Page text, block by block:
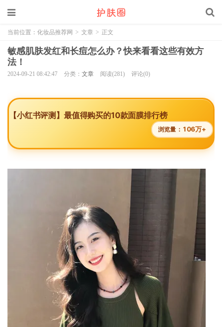
当前位置： 化妆品推荐网 > 文章 > 正文
敏感肌肤发红和长痘怎么办？快来看看这些有效方
法！
2024-09-21 08:42:47 分类： 文章 阅读(281) 评论(0)
【小红书评测】最值得购买的10款面膜排行榜
浏览量： 106万+